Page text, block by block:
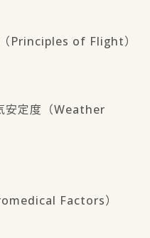
Principles of Flight）
安定度（Weather
Factors）